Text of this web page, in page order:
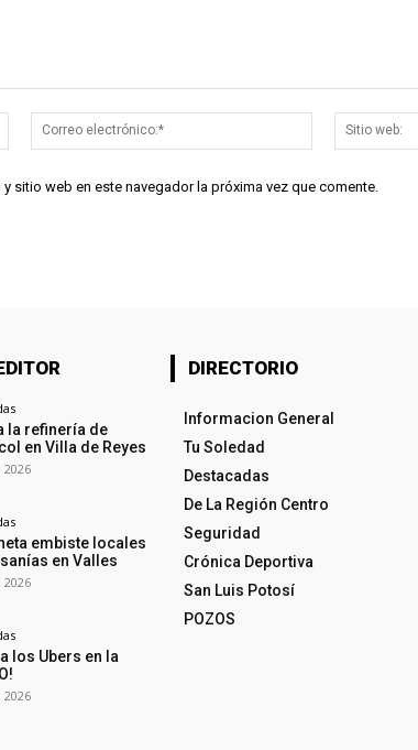
Nombre:*
Correo
electrónico:*
sitio web en este navegador la próxima vez que comente.
la refinería de
en Villa de Reyes
2026
embiste locales
en Valles
2026
los Ubers en la
2026
DIRECTORIO
Informacion General
Tu Soledad
Destacadas
De La Región Centro
Seguridad
Crónica Deportiva
San Luis Potosí
POZOS